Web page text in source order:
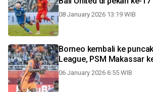
08 January 2026 13:19 WIB
Borneo kembali ke
League, PSM Makassar
06 January 2026 6:55 WIB